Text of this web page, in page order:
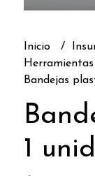
Inicio
Bandejas
1